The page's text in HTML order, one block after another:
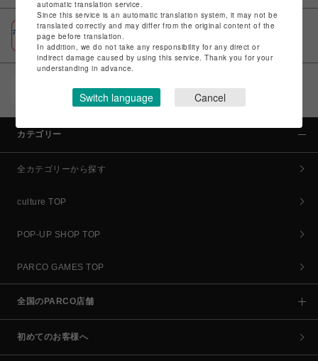
ポケパル払い
コイン＆クーポンでPARCOでのお買い物がオトクに
カテゴリー
全カテゴリーから探す
culture TOP
POP-UP SHOP TOP
PARCO GAMES TOP
全国のPARCO店舗
初めてのお客様へ
automatic translation service.
Since this service is an automatic translation system, it may not be
translated correctly and may differ from the original content of the
page before translation.
In addition, we do not take any responsibility for any direct or
indirect damage caused by using this service. Thank you for your
understanding in advance.
Switch language Cancel